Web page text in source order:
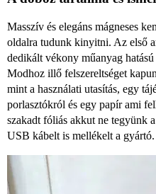
Masszív és elegáns mágneses
oldalra tudunk kinyitni. Az első
dedikált vékony műanyag
Modhoz illő felszereltséget
mint a használati utasítás, egy
porlasztókról és egy papír ami
szakadt fóliás akkut ne tegyünk
USB kábelt is mellékelt a gyártó.